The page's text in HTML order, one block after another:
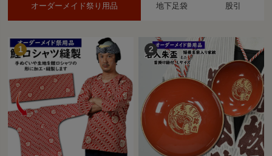
オーダーメイド祭り用品 地下足袋 股引